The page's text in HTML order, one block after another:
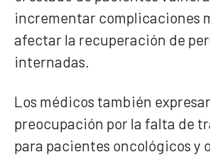
incrementar complicaciones
afectar la recuperación de
internadas.
Los médicos también
preocupación por la falta de
para pacientes oncológicos y